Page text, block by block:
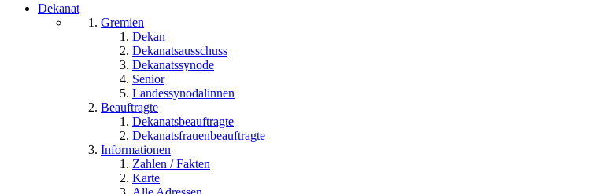
Dekanat
Gremien
Dekan
Dekanatsausschuss
Dekanatssynode
Senior
Landessynodalinnen
Beauftragte
Dekanatsbeauftragte
Dekanatsfrauenbeauftragte
Informationen
Zahlen / Fakten
Karte